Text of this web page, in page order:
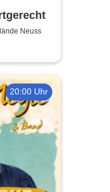
Neuss
20:00 Uhr